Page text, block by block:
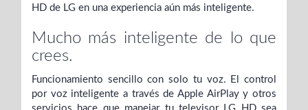
HD de LG en una experiencia aún más inteligente.
Mucho más inteligente de lo que
crees.
Funcionamiento sencillo con solo tu voz. El control
por voz inteligente a través de Apple AirPlay y otros